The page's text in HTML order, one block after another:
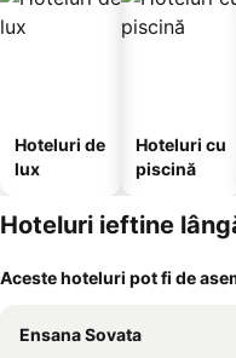
Hoteluri de
lux
Hoteluri cu
piscină
Hoteluri ieftine
Aceste hoteluri pot fi de
Ensana Sovata